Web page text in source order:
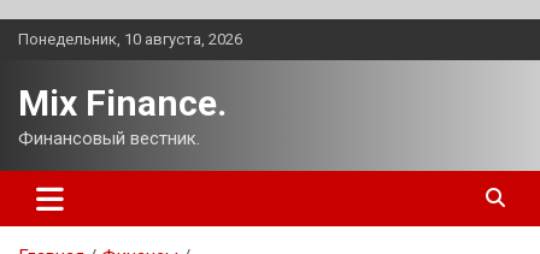
Перейти
Понедельник, 10 августа, 2026
Mix Finance.
Финансовый вестник.